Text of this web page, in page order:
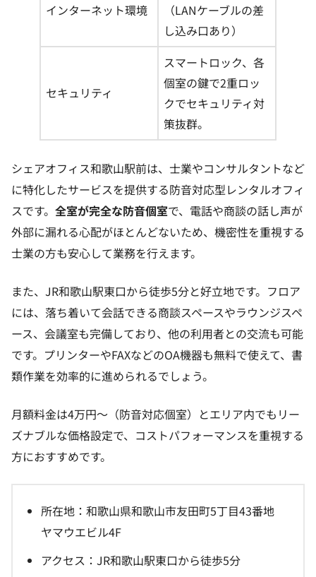
インターネット環境
（LANケーブルの差
し込み口あり）
セキュリティ
スマートロック、各
個室の鍵で2重ロッ
クでセキュリティ対
策抜群。
シェアオフィス和歌山駅前は、士業やコンサルタントなど
に特化したサービスを提供する防音対応型レンタルオフィ
スです。 全室が完全な防音個室で、電話や商談の話し声が
外部に漏れる心配がほとんどないため、機密性を重視する
士業の方も安心して業務を行えます。
また、JR和歌山駅東口から徒歩5分と好立地です。フロア
には、落ち着いて会話できる商談スペースやラウンジスペ
ース、会議室も完備しており、他の利用者との交流も可能
です。プリンターやFAXなどのOA機器も無料で使えて、書
類作業を効率的に進められるでしょう。
月額料金は4万円〜（防音対応個室）とエリア内でもリー
ズナブルな価格設定で、コストパフォーマンスを重視する
方におすすめです。
所在地：和歌山県和歌山市友田町5丁目43番地
ヤマウエビル4F
アクセス：JR和歌山駅東口から徒歩5分